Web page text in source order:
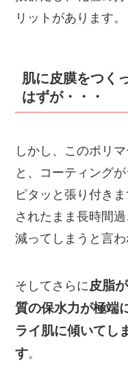
リットがあります。
肌に皮膜をつく
はずが・・・
しかし、このポリ
と、コーティング
ピタッと張り付き
されたまま長時間
減ってしまうと言わ
そしてさらに 皮脂
質の保水力が極端
ライ肌に傾いてし
す。